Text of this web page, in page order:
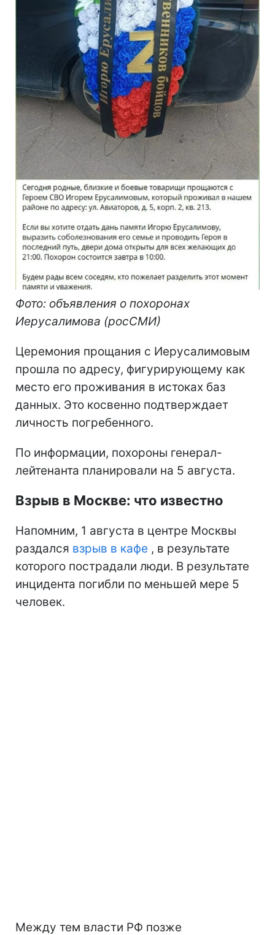
Фото: объявления о похоронах
Иерусалимова (росСМИ)
Церемония прощания с Иерусалимовым
прошла по адресу, фигурирующему как
место его проживания в истоках баз
данных. Это косвенно подтверждает
личность погребенного.
По информации, похороны генерал-
лейтенанта планировали на 5 августа.
Взрыв в Москве: что известно
Напомним, 1 августа в центре Москвы
раздался взрыв в кафе , в результате
которого пострадали люди. В результате
инцидента погибли по меньшей мере 5
человек.
Между тем власти РФ позже